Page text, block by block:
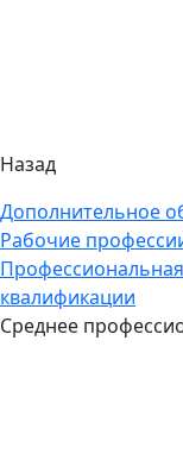
Назад
Дополнительное
Рабочие
квалификации
Среднее